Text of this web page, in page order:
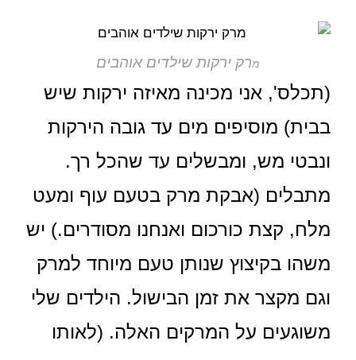
מרק ירקות שילדים אוהבים
(תכלס', אני מכינה מאיזה ירקות שיש
בבית) מוסיפים מים עד גובה הירקות
ונבטי מש, ומבשלים עד שהכל רך.
מתבלים (אבקת מרק בטעם עוף ומעט
מלח, קצת כורכום ואנחנו מסודרים.) יש
משהו בקיצוץ שנותן טעם מיוחד למרק
וגם מקצר את זמן הבישול. הילדים שלי
משוגעים על המרקים האלה. (לאותו